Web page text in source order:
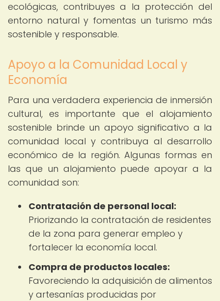
ecológicas, contribuyes a la protección del
entorno natural y fomentas un turismo más
sostenible y responsable.
Apoyo a la Comunidad Local y
Economía
Para una verdadera experiencia de inmersión
cultural, es importante que el alojamiento
sostenible brinde un apoyo significativo a la
comunidad local y contribuya al desarrollo
económico de la región. Algunas formas en
las que un alojamiento puede apoyar a la
comunidad son:
Contratación de personal local:
Priorizando la contratación de residentes
de la zona para generar empleo y
fortalecer la economía local.
Compra de productos locales:
Favoreciendo la adquisición de alimentos
y artesanías producidas por